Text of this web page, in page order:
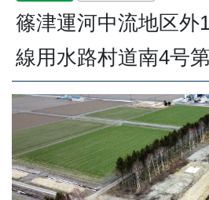
篠津運河中流地区
線用水路村道南4号